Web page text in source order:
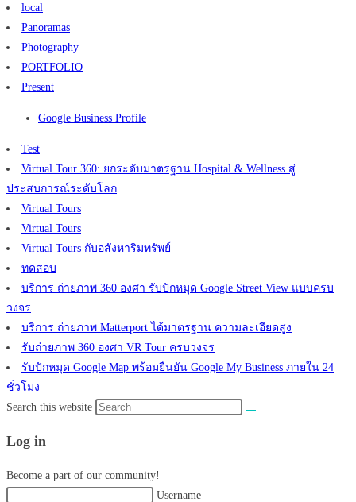
local
Panoramas
Photography
PORTFOLIO
Present
Google Business Profile
Test
Virtual Tour 360: ยกระดับมาตรฐาน Hospital & Wellness สู่
ประสบการณ์ระดับโลก
Virtual Tours
Virtual Tours
Virtual Tours กับอสังหาริมทรัพย์
ทดสอบ
บริการ ถ่ายภาพ 360 องศา รับปักหมุด Google Street View แบบครบ
วงจร
บริการ ถ่ายภาพ Matterport ได้มาตรฐาน ความละเอียดสูง
รับถ่ายภาพ 360 องศา VR Tour ครบวงจร
รับปักหมุด Google Map พร้อมยืนยัน Google My Business ภายใน 24
ชั่วโมง
Search this website
Log in
Become a part of our community!
Username